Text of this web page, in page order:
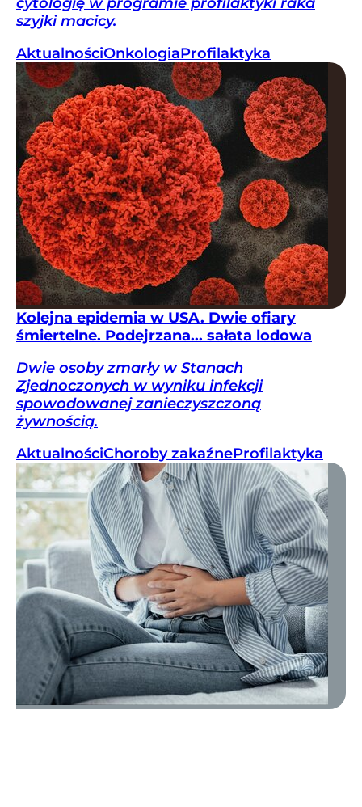
szyjki macicy.
AktualnościOnkologiaProfilaktyka
Kolejna epidemia w USA. Dwie ofiary
śmiertelne. Podejrzana... sałata lodowa
Dwie osoby zmarły w Stanach
Zjednoczonych w wyniku infekcji
spowodowanej zanieczyszczoną
żywnością.
AktualnościChoroby zakaźneProfilaktyka